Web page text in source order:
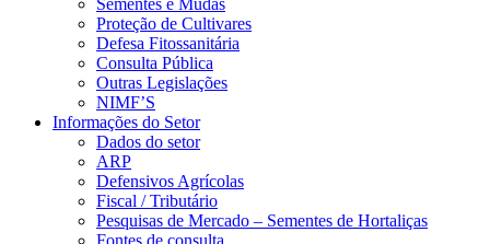
Sementes e Mudas
Proteção de Cultivares
Defesa Fitossanitária
Consulta Pública
Outras Legislações
NIMF’S
Informações do Setor
Dados do setor
ARP
Defensivos Agrícolas
Fiscal / Tributário
Pesquisas de Mercado – Sementes de Hortaliças
Fontes de consulta